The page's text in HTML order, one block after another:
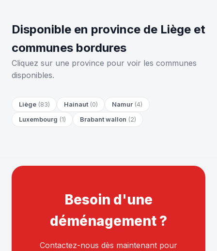
Disponible en province de Liège et
communes bordures
Cliquez sur une province pour voir les communes
disponibles.
Liège (83) Hainaut (0) Namur (4)
Luxembourg (1) Brabant wallon (2)
Besoin d'une
déménagement ?
Contactez-nous dès maintenant pour